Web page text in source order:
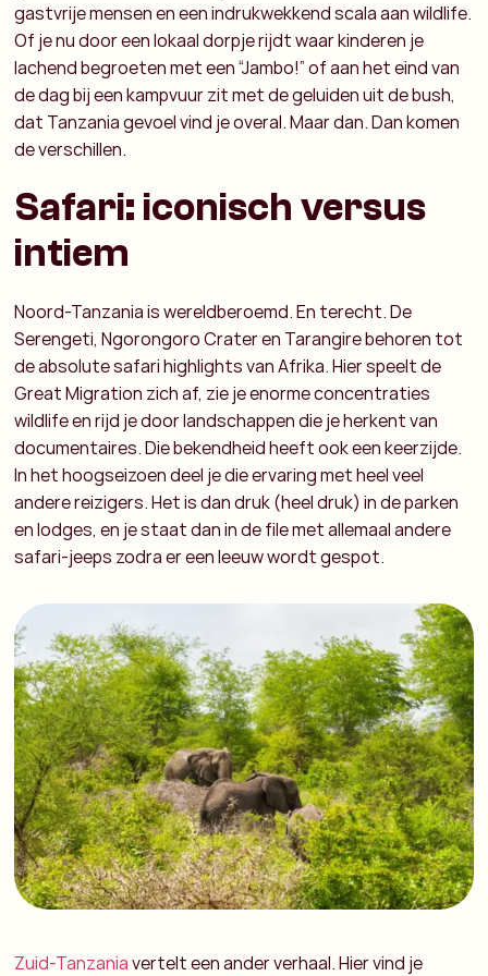
gastvrije mensen en een indrukwekkend scala aan wildlife.
Of je nu door een lokaal dorpje rijdt waar kinderen je
lachend begroeten met een “Jambo!” of aan het eind van
de dag bij een kampvuur zit met de geluiden uit de bush,
dat Tanzania gevoel vind je overal. Maar dan. Dan komen
de verschillen.
Safari: iconisch versus
intiem
Noord-Tanzania is wereldberoemd. En terecht. De
Serengeti, Ngorongoro Crater en Tarangire behoren tot
de absolute safari highlights van Afrika. Hier speelt de
Great Migration zich af, zie je enorme concentraties
wildlife en rijd je door landschappen die je herkent van
documentaires. Die bekendheid heeft ook een keerzijde.
In het hoogseizoen deel je die ervaring met heel veel
andere reizigers. Het is dan druk (heel druk) in de parken
en lodges, en je staat dan in de file met allemaal andere
safari-jeeps zodra er een leeuw wordt gespot.
Zuid-Tanzaniavertelt een ander verhaal. Hier vind je